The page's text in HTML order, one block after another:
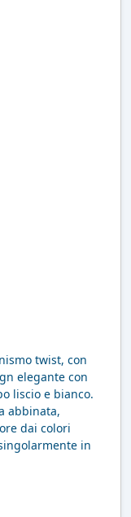
twist, con
elegante con
liscio e bianco.
abbinata,
dai colori
in